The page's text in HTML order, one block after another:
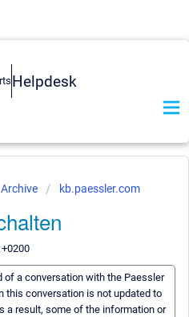
Helpdesk
Archive kb.paessler.com
of a conversation with the Paessler
this conversation is not updated to
a result, some of the information or